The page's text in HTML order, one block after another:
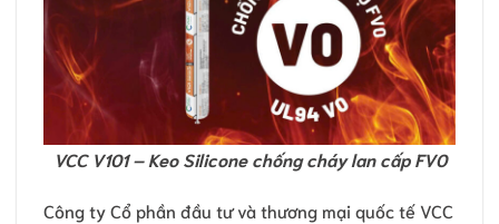
VCC V101 – Keo Silicone chống cháy lan cấp FV0
Công ty Cổ phần đầu tư và thương mại quốc tế VCC